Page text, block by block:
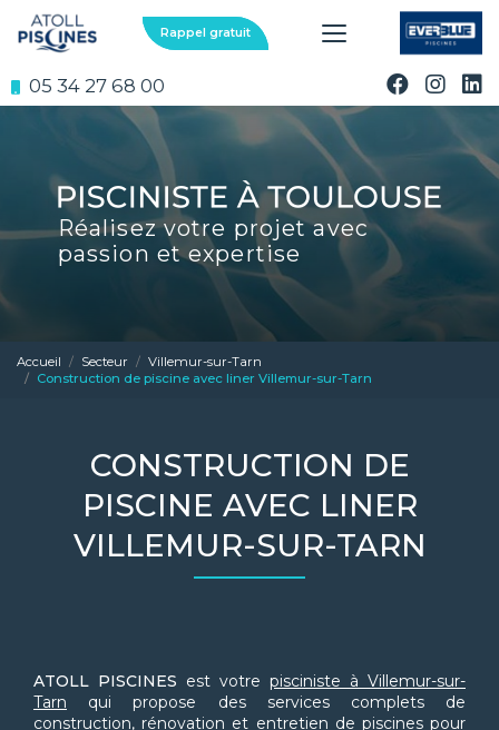
au
contenu
05 34 27 68 00
Rappel gratuit
Réalisez votre projet avec
passion et expertise
Accueil Secteur
Villemur-sur-Tarn
Construction de piscine avec liner Villemur-sur-Tarn
CONSTRUCTION DE
PISCINE AVEC LINER
VILLEMUR-SUR-TARN
ATOLL PISCINES est votre pisciniste à Villemur-sur-
Tarn qui propose des services complets de
construction, rénovation et entretien de piscines pour